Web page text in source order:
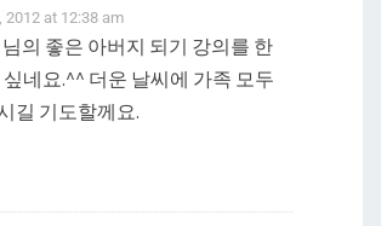
2012 at 12:38 am
님의 좋은 아버지 되기 강의를 한
싶네요.^^ 더운 날씨에 가족 모두
길 기도할께요.